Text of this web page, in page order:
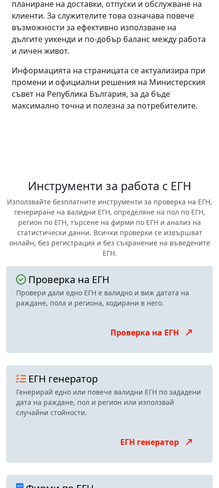
планиране на доставки, отпуски и обслужване на
клиенти. За служителите това означава повече
възможности за ефективно използване на
дългите уикенди и по-добър баланс между работа
и личен живот.
Информацията на страницата се актуализира при
промени и официални решения на Министерския
съвет на Република България, за да бъде
максимално точна и полезна за потребителите.
Инструменти за работа с ЕГН
Използвайте безплатните инструменти за проверка на ЕГН,
генериране на валидни ЕГН, определяне на пол по ЕГН,
регион по ЕГН, търсене на фирми по ЕГН и анализ на
статистически данни. Всички проверки се извършват
онлайн, без регистрация и без съхранение на въведените
ЕГН.
Проверка на ЕГН
Провери дали едно ЕГН е валидно и виж датата на
раждане, пола и региона, кодирани в него.
Проверка на ЕГН
ЕГН генератор
Генерирай едно или повече валидни ЕГН по зададени
дата на раждане, пол и регион или използвай
случайни стойности.
ЕГН генератор